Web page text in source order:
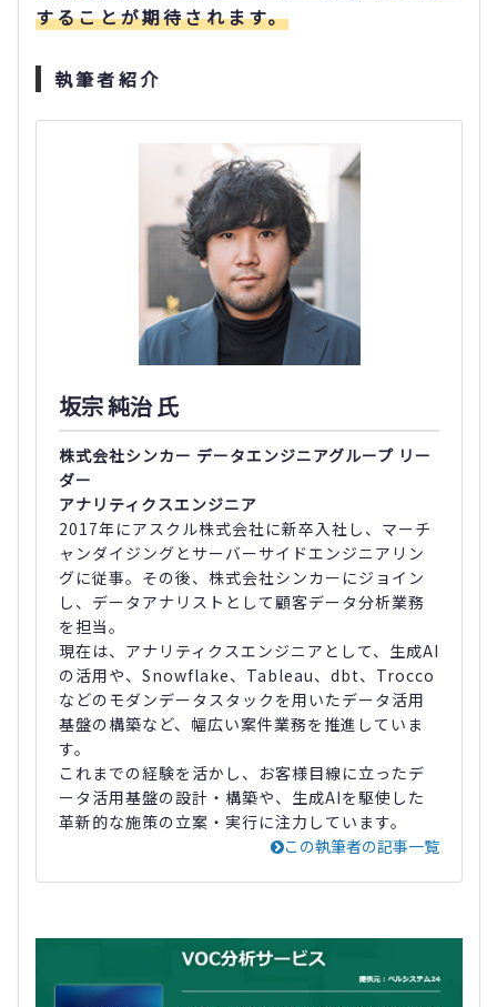
することが期待されます。
執筆者紹介
坂宗 純治 氏
株式会社シンカー データエンジニアグループ リー
ダー
アナリティクスエンジニア
2017年にアスクル株式会社に新卒入社し、マーチ
ャンダイジングとサーバーサイドエンジニアリン
グに従事。その後、株式会社シンカーにジョイン
し、データアナリストとして顧客データ分析業務
を担当。
現在は、アナリティクスエンジニアとして、生成AI
の活用や、Snowflake、Tableau、dbt、Trocco
などのモダンデータスタックを用いたデータ活用
基盤の構築など、幅広い案件業務を推進していま
す。
これまでの経験を活かし、お客様目線に立ったデ
ータ活用基盤の設計・構築や、生成AIを駆使した
革新的な施策の立案・実行に注力しています。
この執筆者の記事一覧